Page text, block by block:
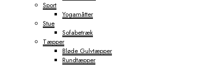
Sport
Yogamåtter
Stue
Sofabetræk
Tæpper
Bløde Gulvtæpper
Rundtæpper